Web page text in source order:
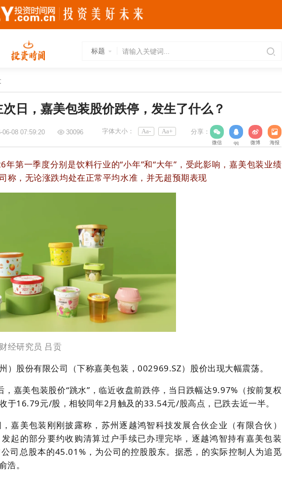
标题
日，嘉美包装股价跌停，发生了什么？
06-08 07:59:20 30096 分享：
微信 qq 微博 海报
字体大小： Aa- Aa+
第一季度分别是饮料行业的“小年”和“大年”，受此影响，嘉美包装业绩
称，无论涨跌均处在正常平均水准，并无超预期表现
经研究员 吕贡
）股份有限公司（下称嘉美包装，002969.SZ）股价出现大幅震荡。
嘉美包装股价“跳水”，临近收盘前跌停，当日跌幅达9.97%（按前复权
于16.79元/股，相较同年2月触及的33.54元/股高点，已跌去近一半。
嘉美包装刚刚披露称，苏州逐越鸿智科技发展合伙企业（有限合伙）
发起的部分要约收购清算过户手续已办理完毕，逐越鸿智持有嘉美包装
司总股本的45.01%，为公司的控股股东。据悉，的实际控制人为追觅
浩。